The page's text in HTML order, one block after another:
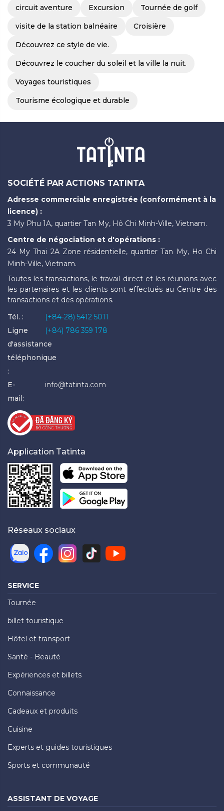
circuit aventure Excursion Tournée de golf
visite de la station balnéaire Croisière
Découvrez ce style de vie.
Découvrez le coucher du soleil et la ville la nuit.
Voyages touristiques
Tourisme écologique et durable
SOCIÉTÉ PAR ACTIONS TATINTA
Adresse commerciale enregistrée (conformément à la
licence) :
3 My Phu 1A, quartier Tan My, Hô Chi Minh-Ville, Vietnam.
Centre de négociation et d'opérations :
24 My Thai 2A Zone résidentielle, quartier Tan My, Ho Chi
Minh-Ville, Vietnam.
Toutes les transactions, le travail direct et les réunions avec
les partenaires et les clients sont effectués au Centre des
transactions et des opérations.
Tél. :
(+84-28) 5412 5011
Ligne
d'assistance
téléphonique
:
(+84) 786 359 178
E-
mail:
info@tatinta.com
Application Tatinta
Réseaux sociaux
SERVICE
Tournée
billet touristique
Hôtel et transport
Santé - Beauté
Expériences et billets
Connaissance
Cadeaux et produits
Cuisine
Experts et guides touristiques
Sports et communauté
ASSISTANT DE VOYAGE